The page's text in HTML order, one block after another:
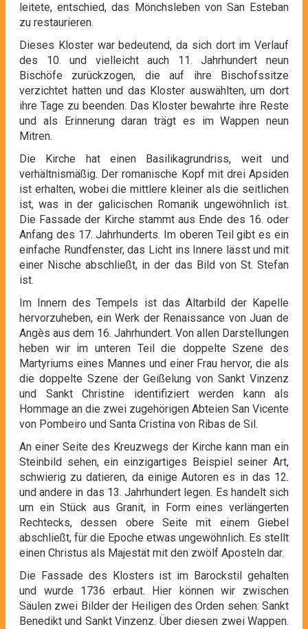
leitete, entschied, das Mönchsleben von San Esteban
zu restaurieren.
Dieses Kloster war bedeutend, da sich dort im Verlauf
des 10. und vielleicht auch 11. Jahrhundert neun
Bischöfe zurückzogen, die auf ihre Bischofssitze
verzichtet hatten und das Kloster auswählten, um dort
ihre Tage zu beenden. Das Kloster bewahrte ihre Reste
und als Erinnerung daran trägt es im Wappen neun
Mitren.
Die Kirche hat einen Basilikagrundriss, weit und
verhältnismäßig. Der romanische Kopf mit drei Apsiden
ist erhalten, wobei die mittlere kleiner als die seitlichen
ist, was in der galicischen Romanik ungewöhnlich ist.
Die Fassade der Kirche stammt aus Ende des 16. oder
Anfang des 17. Jahrhunderts. Im oberen Teil gibt es ein
einfache Rundfenster, das Licht ins Innere lässt und mit
einer Nische abschließt, in der das Bild von St. Stefan
ist.
Im Innern des Tempels ist das Altarbild der Kapelle
hervorzuheben, ein Werk der Renaissance von Juan de
Angès aus dem 16. Jahrhundert. Von allen Darstellungen
heben wir im unteren Teil die doppelte Szene des
Martyriums eines Mannes und einer Frau hervor, die als
die doppelte Szene der Geißelung von Sankt Vinzenz
und Sankt Christine identifiziert werden kann als
Hommage an die zwei zugehörigen Abteien San Vicente
von Pombeiro und Santa Cristina von Ribas de Sil.
An einer Seite des Kreuzwegs der Kirche kann man ein
Steinbild sehen, ein einzigartiges Beispiel seiner Art,
schwierig zu datieren, da einige Autoren es in das 12.
und andere in das 13. Jahrhundert legen. Es handelt sich
um ein Stück aus Granit, in Form eines verlängerten
Rechtecks, dessen obere Seite mit einem Giebel
abschließt, für die Epoche etwas ungewöhnlich. Es stellt
einen Christus als Majestät mit den zwölf Aposteln dar.
Die Fassade des Klosters ist im Barockstil gehalten
und wurde 1736 erbaut. Hier können wir zwischen
Säulen zwei Bilder der Heiligen des Orden sehen: Sankt
Benedikt und Sankt Vinzenz. Über diesen zwei Wappen.